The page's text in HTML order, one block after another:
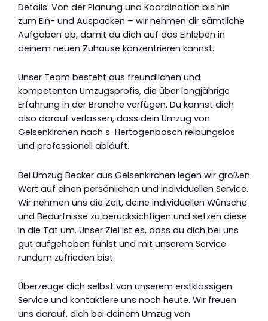
Details. Von der Planung und Koordination bis hin
zum Ein- und Auspacken – wir nehmen dir sämtliche
Aufgaben ab, damit du dich auf das Einleben in
deinem neuen Zuhause konzentrieren kannst.
Unser Team besteht aus freundlichen und
kompetenten Umzugsprofis, die über langjährige
Erfahrung in der Branche verfügen. Du kannst dich
also darauf verlassen, dass dein Umzug von
Gelsenkirchen nach s-Hertogenbosch reibungslos
und professionell abläuft.
Bei Umzug Becker aus Gelsenkirchen legen wir großen
Wert auf einen persönlichen und individuellen Service.
Wir nehmen uns die Zeit, deine individuellen Wünsche
und Bedürfnisse zu berücksichtigen und setzen diese
in die Tat um. Unser Ziel ist es, dass du dich bei uns
gut aufgehoben fühlst und mit unserem Service
rundum zufrieden bist.
Überzeuge dich selbst von unserem erstklassigen
Service und kontaktiere uns noch heute. Wir freuen
uns darauf, dich bei deinem Umzug von